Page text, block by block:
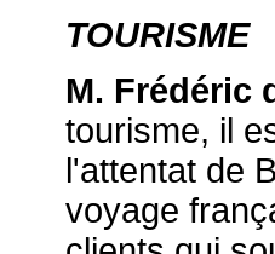
TOURISME
M. Frédéric
tourisme, il
l'attentat de
voyage